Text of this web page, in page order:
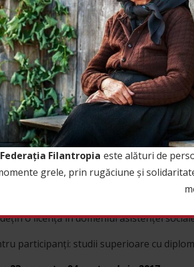
Socială
Sibiuși Federația Filantropia București
, la un curs acreditat de formare
Socială”.
Asociației Filantropice „Sf. Nicolae”,
Socială”
cod COR 325718,
Diploma obținută este
şi Ministerul Educației.
preoților care au centre de
o licență în domeniul asistenței
participanți: studii superioare cu
Federația Filantropia este alături de
grele, prin rugăciune și